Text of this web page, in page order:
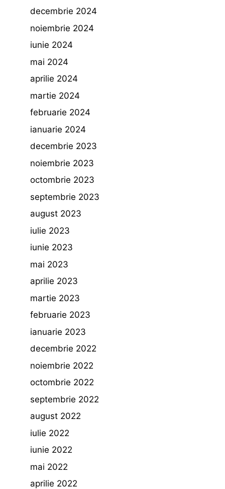
decembrie 2024
noiembrie 2024
iunie 2024
mai 2024
aprilie 2024
martie 2024
februarie 2024
ianuarie 2024
decembrie 2023
noiembrie 2023
octombrie 2023
septembrie 2023
august 2023
iulie 2023
iunie 2023
mai 2023
aprilie 2023
martie 2023
februarie 2023
ianuarie 2023
decembrie 2022
noiembrie 2022
octombrie 2022
septembrie 2022
august 2022
iulie 2022
iunie 2022
mai 2022
aprilie 2022